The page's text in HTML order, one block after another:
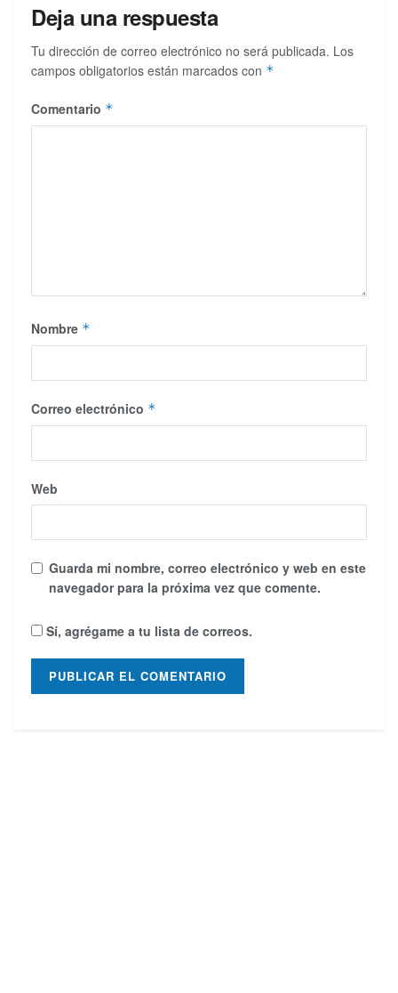
Deja una respuesta
Tu dirección de correo electrónico no será publicada. Los
campos obligatorios están marcados con *
Comentario *
Nombre *
Correo electrónico *
Web
Guarda mi nombre, correo electrónico y web en este
navegador para la próxima vez que comente.
Sí, agrégame a tu lista de correos.